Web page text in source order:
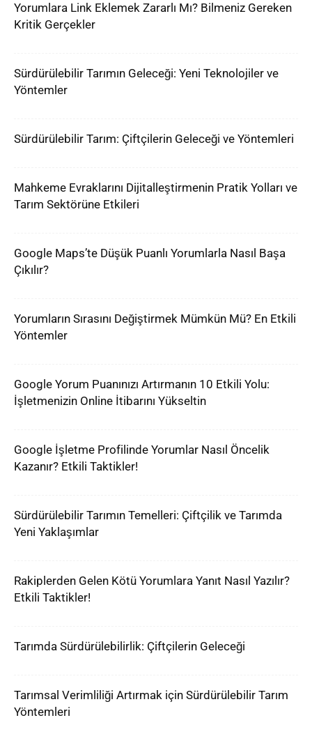
Yorumlara Link Eklemek Zararlı Mı? Bilmeniz Gereken
Kritik Gerçekler
Sürdürülebilir Tarımın Geleceği: Yeni Teknolojiler ve
Yöntemler
Sürdürülebilir Tarım: Çiftçilerin Geleceği ve Yöntemleri
Mahkeme Evraklarını Dijitalleştirmenin Pratik Yolları ve
Tarım Sektörüne Etkileri
Google Maps’te Düşük Puanlı Yorumlarla Nasıl Başa
Çıkılır?
Yorumların Sırasını Değiştirmek Mümkün Mü? En Etkili
Yöntemler
Google Yorum Puanınızı Artırmanın 10 Etkili Yolu:
İşletmenizin Online İtibarını Yükseltin
Google İşletme Profilinde Yorumlar Nasıl Öncelik
Kazanır? Etkili Taktikler!
Sürdürülebilir Tarımın Temelleri: Çiftçilik ve Tarımda
Yeni Yaklaşımlar
Rakiplerden Gelen Kötü Yorumlara Yanıt Nasıl Yazılır?
Etkili Taktikler!
Tarımda Sürdürülebilirlik: Çiftçilerin Geleceği
Tarımsal Verimliliği Artırmak için Sürdürülebilir Tarım
Yöntemleri